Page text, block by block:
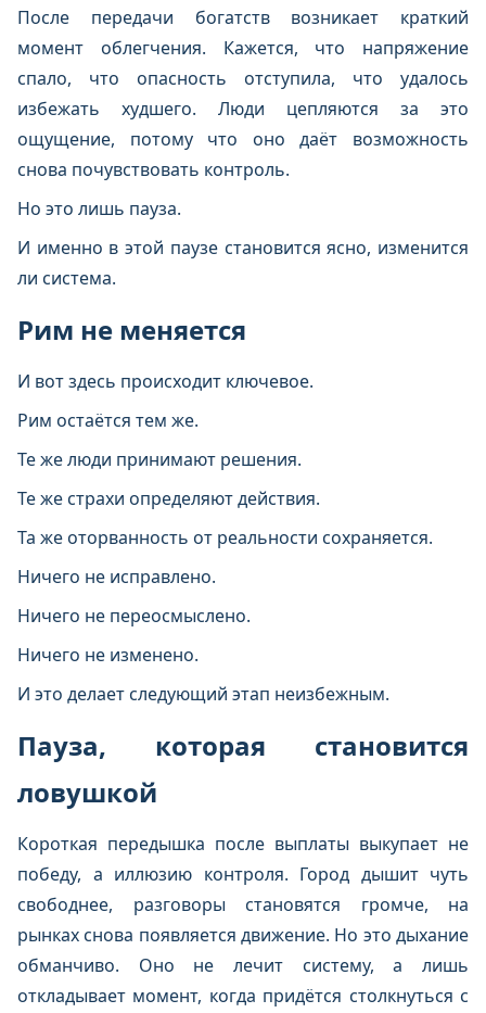
После передачи богатств возникает краткий
момент облегчения. Кажется, что напряжение
спало, что опасность отступила, что удалось
избежать худшего. Люди цепляются за это
ощущение, потому что оно даёт возможность
снова почувствовать контроль.
Но это лишь пауза.
И именно в этой паузе становится ясно, изменится
ли система.
Рим не меняется
И вот здесь происходит ключевое.
Рим остаётся тем же.
Те же люди принимают решения.
Те же страхи определяют действия.
Та же оторванность от реальности сохраняется.
Ничего не исправлено.
Ничего не переосмыслено.
Ничего не изменено.
И это делает следующий этап неизбежным.
Пауза, которая становится
ловушкой
Короткая передышка после выплаты выкупает не
победу, а иллюзию контроля. Город дышит чуть
свободнее, разговоры становятся громче, на
рынках снова появляется движение. Но это дыхание
обманчиво. Оно не лечит систему, а лишь
откладывает момент, когда придётся столкнуться с